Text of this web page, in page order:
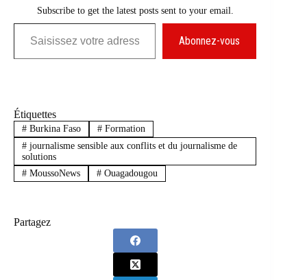
Subscribe to get the latest posts sent to your email.
Saisissez votre adresse e-mail…
Abonnez-vous
Étiquettes
#Burkina Faso #Formation
#journalisme sensible aux conflits et du journalisme de
solutions
#MoussoNews #Ouagadougou
Partagez